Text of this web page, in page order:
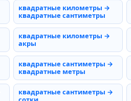
квадратные километры →
квадратные сантиметры
квадратные километры →
акры
квадратные сантиметры →
квадратные метры
квадратные сантиметры →